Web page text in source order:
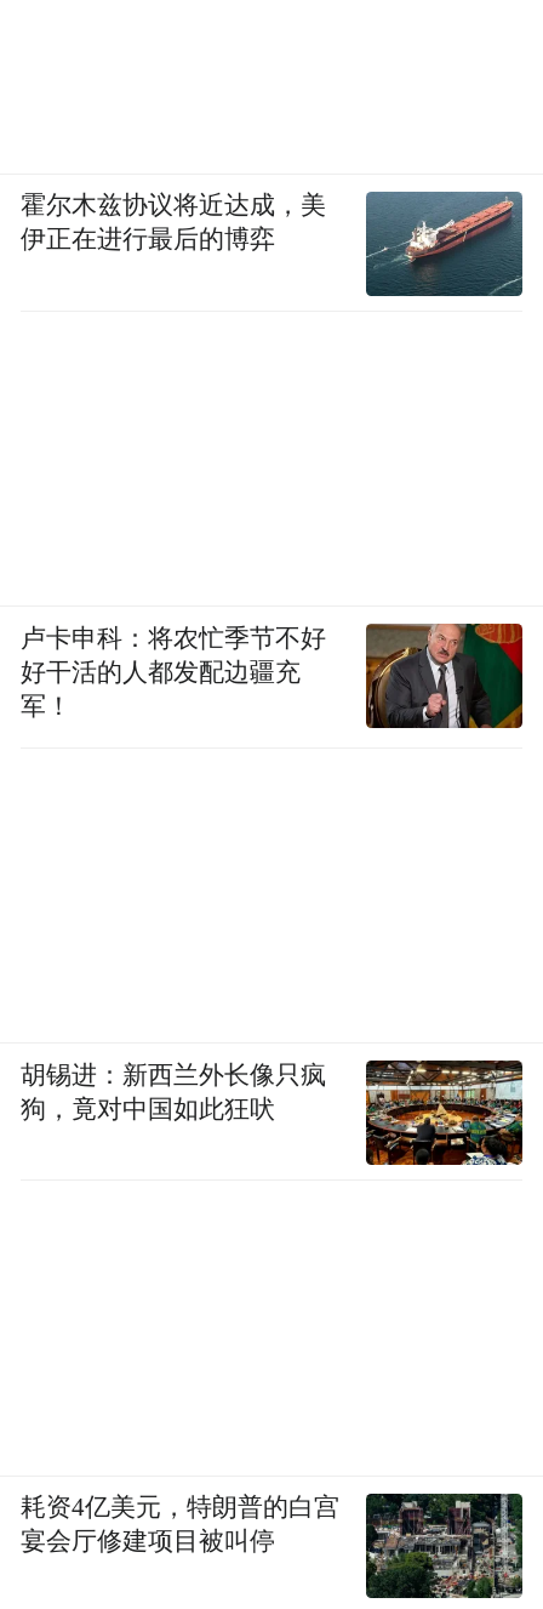
霍尔木兹协议将近达成，美
伊正在进行最后的博弈
卢卡申科：将农忙季节不好
好干活的人都发配边疆充
军！
胡锡进：新西兰外长像只疯
狗，竟对中国如此狂吠
耗资4亿美元，特朗普的白宫
宴会厅修建项目被叫停